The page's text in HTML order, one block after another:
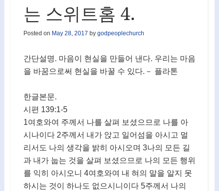
는 스위트홈 4.
Posted on May 28, 2017 by godpeoplechurch
간단설명. 마음이 현실을 만들어 낸다. 우리는 마음
을 바꿈으로써 현실을 바꿀 수 있다.－ 플라톤
한글본문.
시편 139:1-5
1여호와여 주께서 나를 살펴 보셨으므로 나를 아
시나이다 2주께서 내가 앉고 일어섬을 아시고 멀
리서도 나의 생각을 밝히 아시오며 3나의 모든 길
과 내가 눕는 것을 살펴 보셨으므로 나의 모든 행위
를 익히 아시오니 4여호와여 내 혀의 말을 알지 못
하시는 것이 하나도 없으시니이다 5주께서 나의